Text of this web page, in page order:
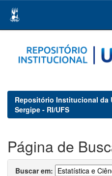
navigation
Repositório Institucional da
Sergipe - RI/UFS
Página de
Buscar em: